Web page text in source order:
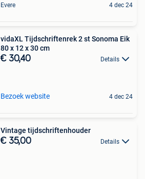
Evere 4 dec 24
vidaXL Tijdschriftenrek 2 st Sonoma Eik
80 x 12 x 30 cm
€ 30,40 Details
Bezoek website 4 dec 24
Vintage tijdschriftenhouder
€ 35,00 Details